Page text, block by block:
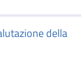
della